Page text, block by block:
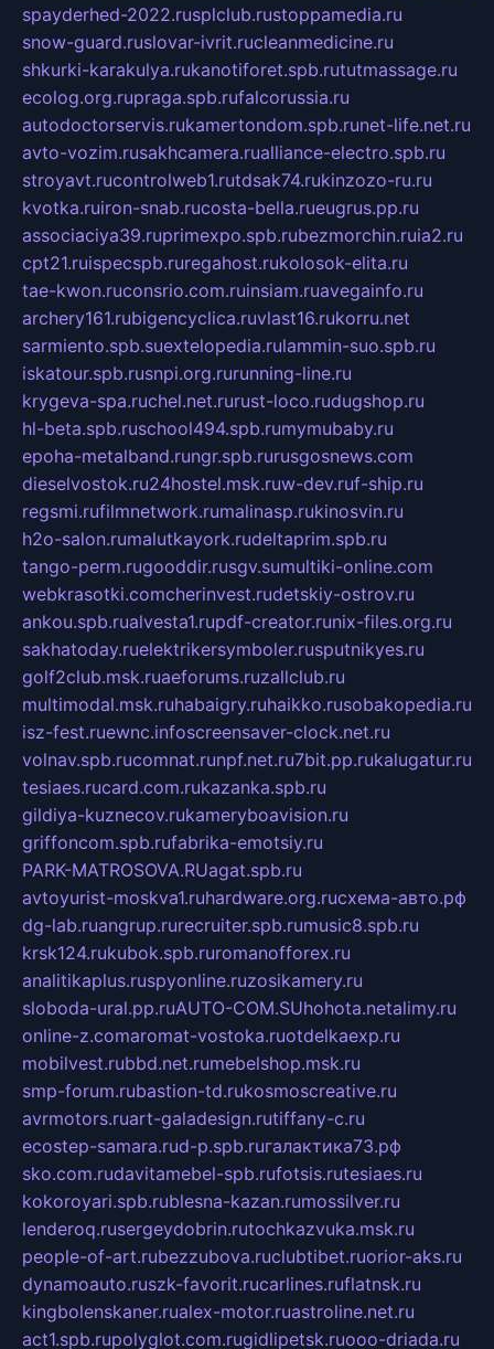
spayderhed-2022.rusplclub.rustoppamedia.ru
snow-guard.ruslovar-ivrit.rucleanmedicine.ru
shkurki-karakulya.rukanotiforet.spb.rututmassage.ru
ecolog.org.rupraga.spb.rufalcorussia.ru
autodoctorservis.rukamertondom.spb.runet-life.net.ru
avto-vozim.rusakhcamera.rualliance-electro.spb.ru
stroyavt.rucontrolweb1.rutdsak74.rukinzozo-ru.ru
kvotka.ruiron-snab.rucosta-bella.rueugrus.pp.ru
associaciya39.ruprimexpo.spb.rubezmorchin.ruia2.ru
cpt21.ruispecspb.ruregahost.rukolosok-elita.ru
tae-kwon.ruconsrio.com.ruinsiam.ruavegainfo.ru
archery161.rubigencyclica.ruvlast16.rukorru.net
sarmiento.spb.suextelopedia.rulammin-suo.spb.ru
iskatour.spb.rusnpi.org.rurunning-line.ru
krygeva-spa.ruchel.net.rurust-loco.rudugshop.ru
hl-beta.spb.ruschool494.spb.rumymubaby.ru
epoha-metalband.rungr.spb.rurusgosnews.com
dieselvostok.ru24hostel.msk.ruw-dev.ruf-ship.ru
regsmi.rufilmnetwork.rumalinasp.rukinosvin.ru
h2o-salon.rumalutkayork.rudeltaprim.spb.ru
tango-perm.rugooddir.rusgv.sumultiki-online.com
webkrasotki.comcherinvest.rudetskiy-ostrov.ru
ankou.spb.rualvesta1.rupdf-creator.runix-files.org.ru
sakhatoday.ruelektrikersymboler.rusputnikyes.ru
golf2club.msk.ruaeforums.ruzallclub.ru
multimodal.msk.ruhabaigry.ruhaikko.rusobakopedia.ru
isz-fest.ruewnc.infoscreensaver-clock.net.ru
volnav.spb.rucomnat.runpf.net.ru7bit.pp.rukalugatur.ru
tesiaes.rucard.com.rukazanka.spb.ru
gildiya-kuznecov.rukameryboavision.ru
griffoncom.spb.rufabrika-emotsiy.ru
PARK-MATROSOVA.RUagat.spb.ru
avtoyurist-moskva1.ruhardware.org.ruсхема-авто.рф
dg-lab.ruangrup.rurecruiter.spb.rumusic8.spb.ru
krsk124.rukubok.spb.ruromanofforex.ru
analitikaplus.ruspyonline.ruzosikamery.ru
sloboda-ural.pp.ruAUTO-COM.SUhohota.netalimy.ru
online-z.comaromat-vostoka.ruotdelkaexp.ru
mobilvest.rubbd.net.rumebelshop.msk.ru
smp-forum.rubastion-td.rukosmoscreative.ru
avrmotors.ruart-galadesign.rutiffany-c.ru
ecostep-samara.rud-p.spb.ruгалактика73.рф
sko.com.rudavitamebel-spb.rufotsis.rutesiaes.ru
kokoroyari.spb.rublesna-kazan.rumossilver.ru
lenderoq.rusergeydobrin.rutochkazvuka.msk.ru
people-of-art.rubezzubova.ruclubtibet.ruorior-aks.ru
dynamoauto.ruszk-favorit.rucarlines.ruflatnsk.ru
kingbolenskaner.rualex-motor.ruastroline.net.ru
act1.spb.rupolyglot.com.rugidlipetsk.ruooo-driada.ru